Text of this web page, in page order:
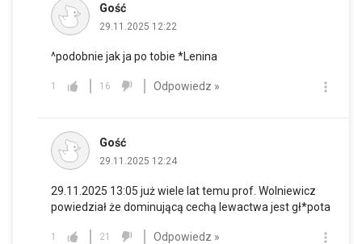
Gość
29.11.2025 12:22
^podobnie jak ja po tobie *Lenina
1 16 Odpowiedz »
Gość
29.11.2025 12:24
29.11.2025 13:05 już wiele lat temu prof. Wolniewicz
powiedział że dominującą cechą lewactwa jest gł*pota
1 21 Odpowiedz »